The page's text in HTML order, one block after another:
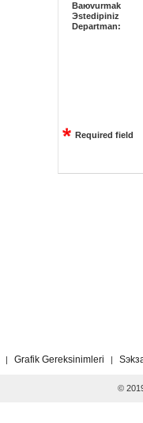
Baюvurmak
Эstediрiniz
Departman:
Required field
| Grafik Gereksinimleri |
©